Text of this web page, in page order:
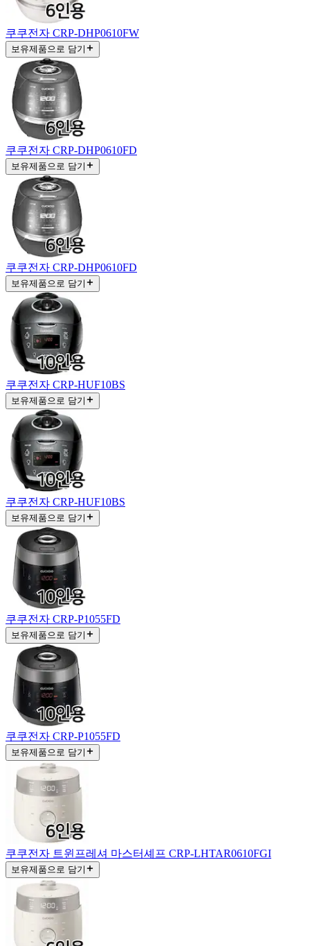
쿠쿠전자 CRP-DHP0610FW
보유제품으로 담기
쿠쿠전자 CRP-DHP0610FD
보유제품으로 담기
쿠쿠전자 CRP-DHP0610FD
보유제품으로 담기
쿠쿠전자 CRP-HUF10BS
보유제품으로 담기
쿠쿠전자 CRP-HUF10BS
보유제품으로 담기
쿠쿠전자 CRP-P1055FD
보유제품으로 담기
쿠쿠전자 CRP-P1055FD
보유제품으로 담기
쿠쿠전자 트윈프레셔 마스터셰프 CRP-LHTAR0610FGI
보유제품으로 담기